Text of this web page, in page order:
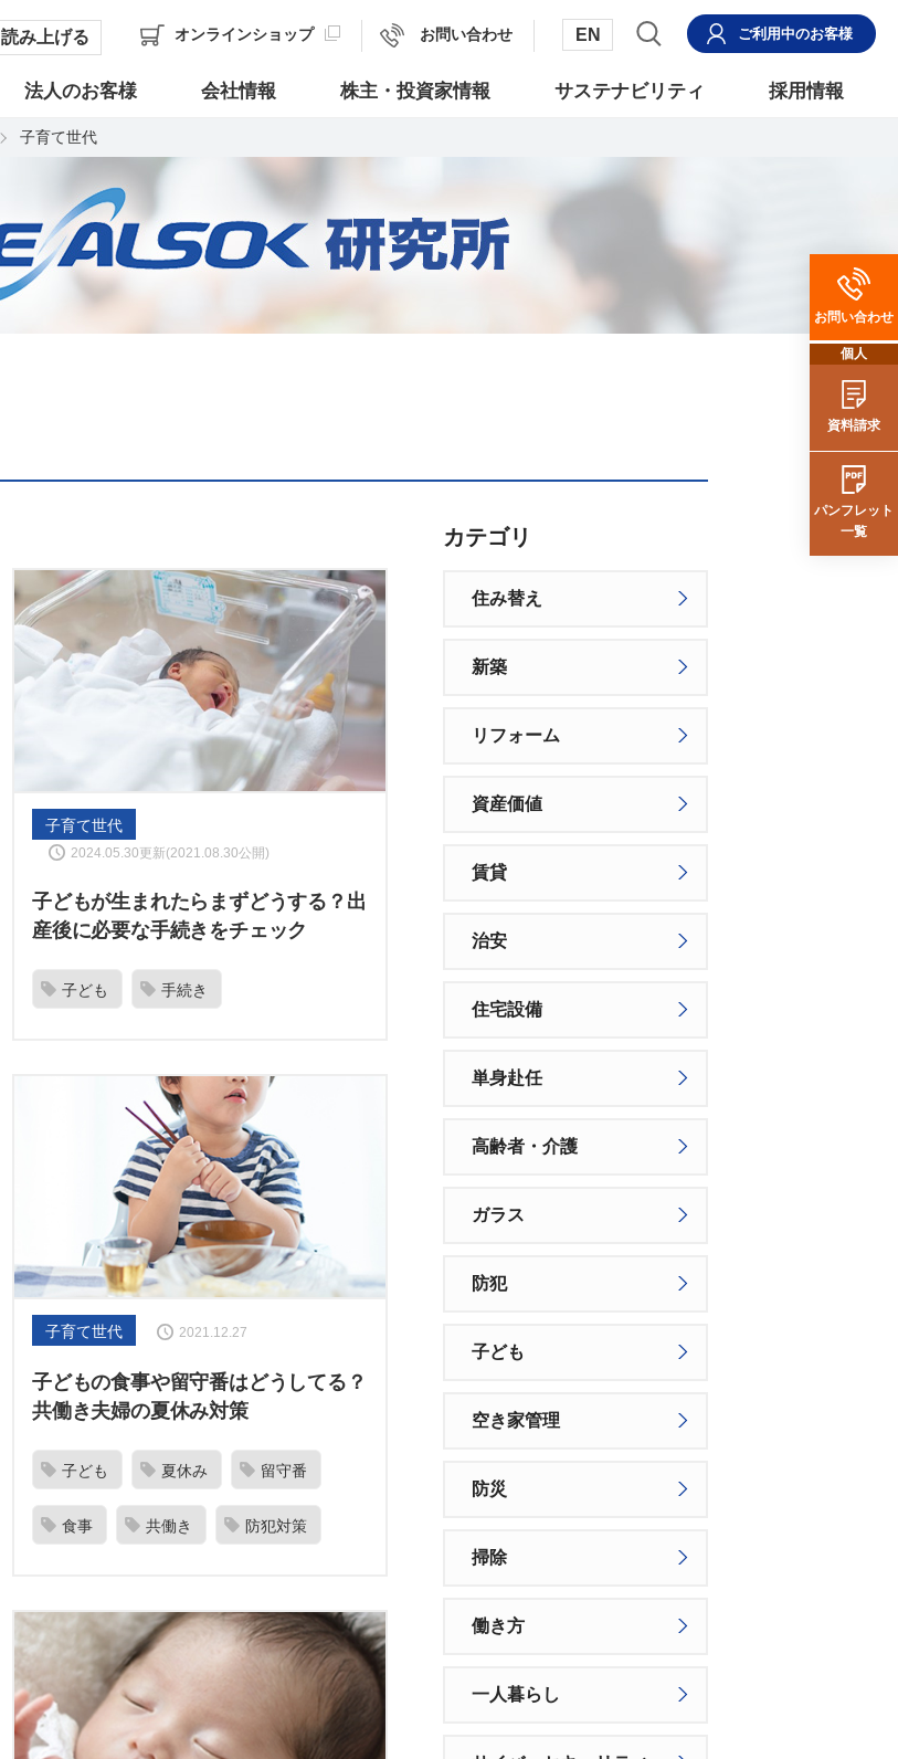
読み上げる オンラインショップ お問い合わせ EN ご利用中のお客様
法人のお客様 会社情報 株主・投資家情報 サステナビリティ 採用情報
子育て世代
子育て世代
2024.05.30更新(2021.08.30公開)
子どもが生まれたらまずどうする？出
産後に必要な手続きをチェック
子ども 手続き
子育て世代 2021.12.27
子どもの食事や留守番はどうしてる？
共働き夫婦の夏休み対策
子ども 夏休み 留守番
食事 共働き 防犯対策
カテゴリ
住み替え
新築
リフォーム
資産価値
賃貸
治安
住宅設備
単身赴任
高齢者・介護
ガラス
防犯
子ども
空き家管理
防災
掃除
働き方
一人暮らし
お問い合わせ
個人
資料請求
パンフレット
一覧